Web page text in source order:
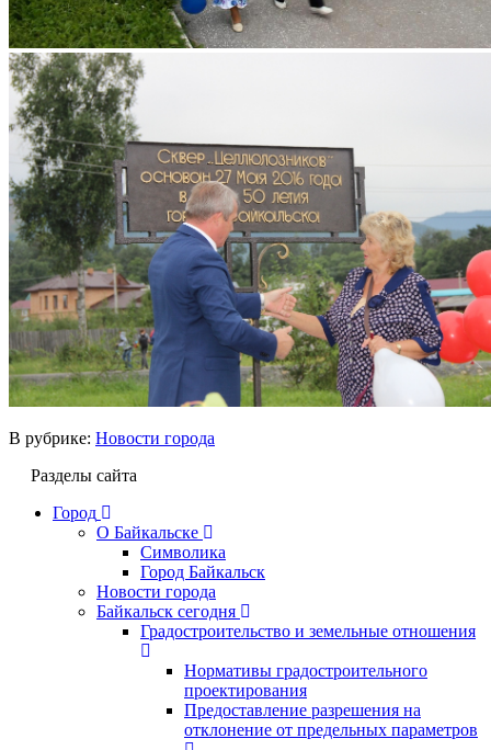
В рубрике: Новости города
Разделы сайта
Город
О Байкальске
Символика
Город Байкальск
Новости города
Байкальск сегодня
Градостроительство и земельные отношения
Нормативы градостроительного
проектирования
Предоставление разрешения на
отклонение от предельных параметров